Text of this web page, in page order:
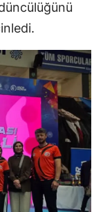
Samsun
Siirt
Sinop
Sivas
Tekirdağ
Tokat
Trabzon